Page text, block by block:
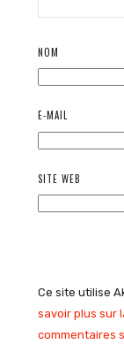
NOM
E-MAIL
SITE WEB
Ce site utilise
savoir plus sur
commentaires